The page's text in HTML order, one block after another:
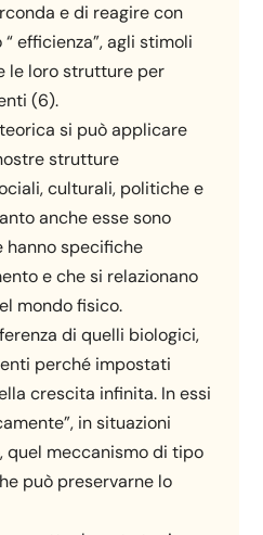
e di reagire con
efficienza”, agli stimoli
le loro strutture per
(6).
si può applicare
strutture
culturali, politiche e
anche esse sono
hanno specifiche
e che si relazionano
mondo fisico.
di quelli biologici,
perché impostati
crescita infinita. In essi
in situazioni
quel meccanismo di tipo
può preservarne lo